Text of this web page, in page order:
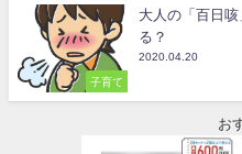
子育て
大人の「百日
る？
2020.04.20
お